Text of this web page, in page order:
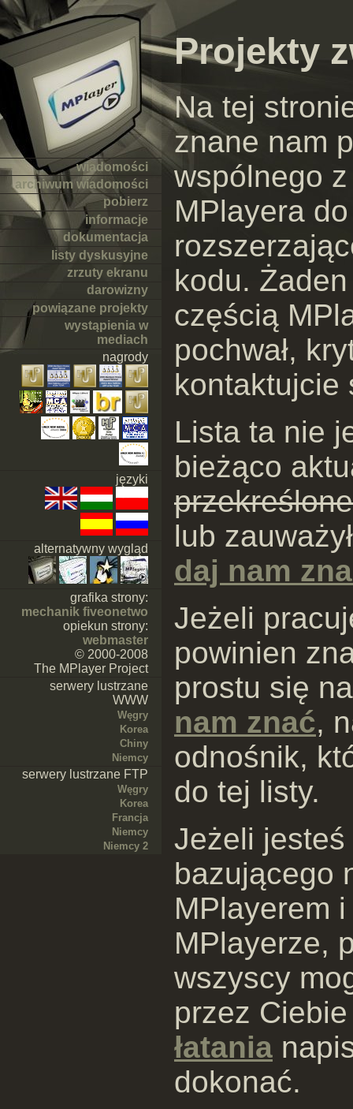
wiadomości
archiwum wiadomości
pobierz
informacje
dokumentacja
listy dyskusyjne
zrzuty ekranu
darowizny
powiązane projekty
wystąpienia w
mediach
nagrody
języki
alternatywny wygląd
grafika strony:
mechanik fiveonetwo
opiekun strony:
webmaster
© 2000-2008
The MPlayer Project
serwery lustrzane
WWW
Węgry
Korea
Chiny
Niemcy
serwery lustrzane FTP
Węgry
Korea
Francja
Niemcy
Niemcy 2
Projekty
Na tej
znane nam
wspólnego
MPlayera
kodu.
częścią
pochwał,
kontaktujcie
Lista ta nie
bieżąco
przekreślone
lub
daj nam
Jeżeli
powinien
prostu się
nam znać,
odnośnik,
do tej listy.
Jeżeli
bazującego
MPlayerem
MPlayerze,
wszyscy
przez
łatania
dokonać.